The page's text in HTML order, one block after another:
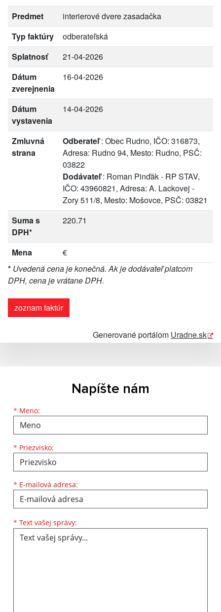
Predmet
interierové dvere zasadačka
Typ faktúry
odberateľská
Splatnosť
21-04-2026
Dátum
zverejnenia
16-04-2026
Dátum
vystavenia
14-04-2026
Zmluvná
strana
Odberateľ: Obec Rudno, IČO: 316873,
Adresa: Rudno 94, Mesto: Rudno, PSČ:
03822
Dodávateľ: Roman Pinďák - RP STAV,
IČO: 43960821, Adresa: A. Lackovej -
Zory 511/8, Mesto: Mošovce, PSČ: 03821
Suma s
DPH*
220.71
Mena
€
* Uvedená cena je konečná. Ak je dodávateľ platcom
DPH, cena je vrátane DPH.
zoznam faktúr
Generované portálom Uradne.sk
Napíšte nám
* Meno:
Meno
* Priezvisko:
Priezvisko
* E-mailová adresa:
E-mailová adresa
* Text vašej správy: